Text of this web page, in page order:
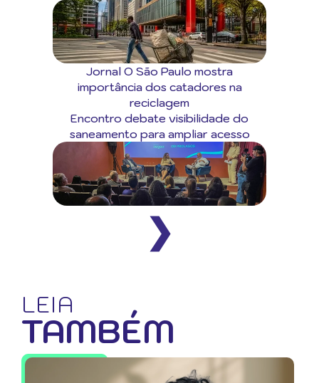
Jornal O São Paulo mostra
importância dos catadores na
reciclagem
Encontro debate visibilidade do
saneamento para ampliar acesso
❯
LEIA
TAMBÉM